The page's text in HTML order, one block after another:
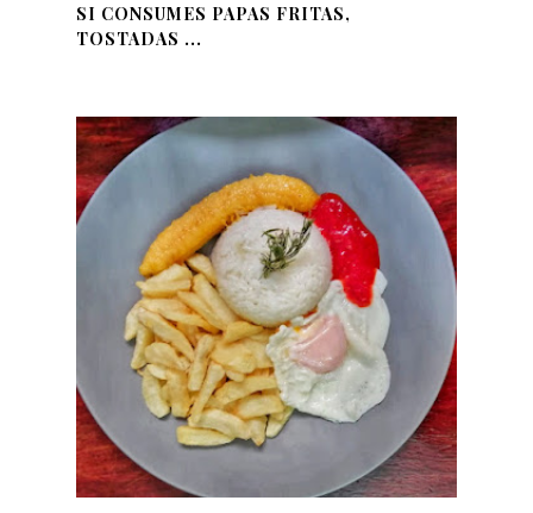
SI CONSUMES PAPAS FRITAS,
TOSTADAS ...